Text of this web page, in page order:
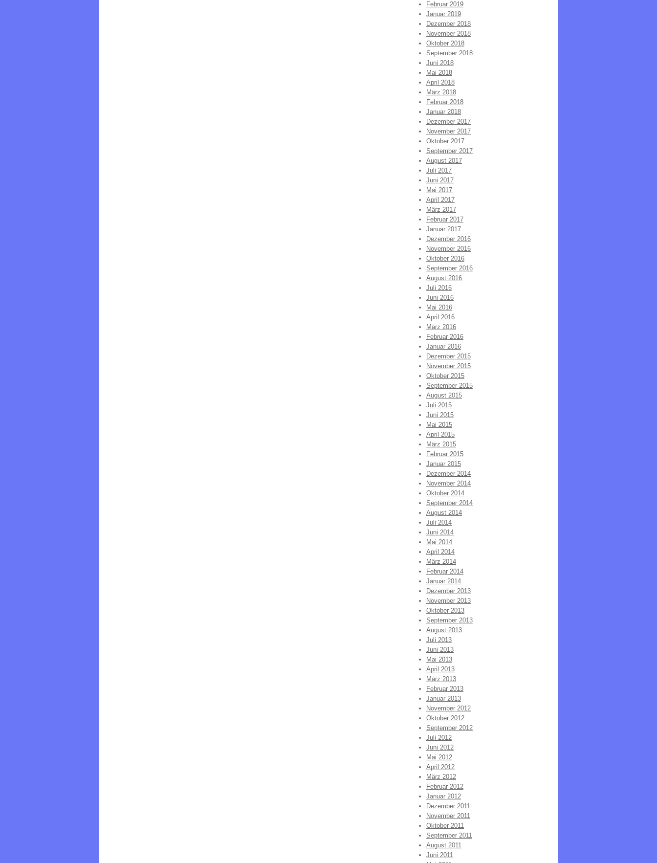
Februar 2019
Januar 2019
Dezember 2018
November 2018
Oktober 2018
September 2018
Juni 2018
Mai 2018
April 2018
März 2018
Februar 2018
Januar 2018
Dezember 2017
November 2017
Oktober 2017
September 2017
August 2017
Juli 2017
Juni 2017
Mai 2017
April 2017
März 2017
Februar 2017
Januar 2017
Dezember 2016
November 2016
Oktober 2016
September 2016
August 2016
Juli 2016
Juni 2016
Mai 2016
April 2016
März 2016
Februar 2016
Januar 2016
Dezember 2015
November 2015
Oktober 2015
September 2015
August 2015
Juli 2015
Juni 2015
Mai 2015
April 2015
März 2015
Februar 2015
Januar 2015
Dezember 2014
November 2014
Oktober 2014
September 2014
August 2014
Juli 2014
Juni 2014
Mai 2014
April 2014
März 2014
Februar 2014
Januar 2014
Dezember 2013
November 2013
Oktober 2013
September 2013
August 2013
Juli 2013
Juni 2013
Mai 2013
April 2013
März 2013
Februar 2013
Januar 2013
November 2012
Oktober 2012
September 2012
Juli 2012
Juni 2012
Mai 2012
April 2012
März 2012
Februar 2012
Januar 2012
Dezember 2011
November 2011
Oktober 2011
September 2011
August 2011
Juni 2011